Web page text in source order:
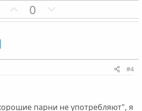
П
о
т
ы
0
е
т
ы
#4
парни не употребляют", я